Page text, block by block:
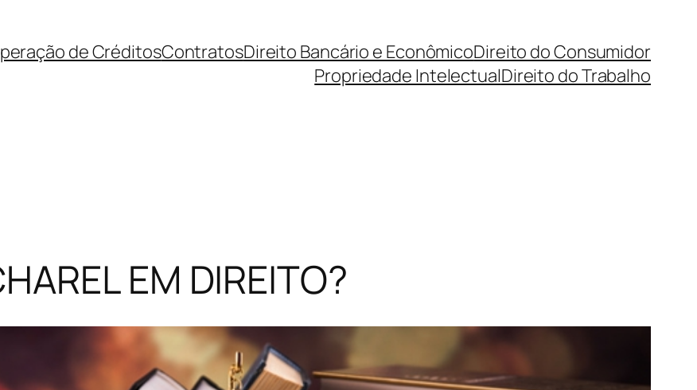
de CréditosContratosDireito Bancário e EconômicoDireito do Consumidor
Propriedade IntelectualDireito do Trabalho
EM DIREITO?